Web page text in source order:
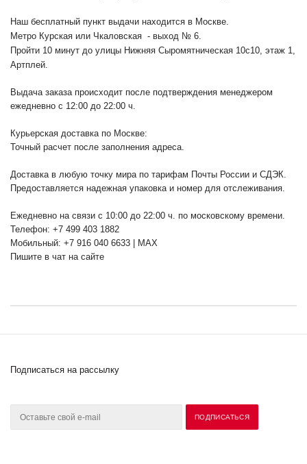
Наш бесплатный пункт выдачи находится в Москве.
Метро Курская или Чкаловская - выход № 6.
Пройти 10 минут до улицы Нижняя Сыромятническая 10с10, этаж 1,
Артплей.
Выдача заказа происходит после подтверждения менеджером
ежедневно с 12:00 до 22:00 ч.
Курьерская доставка по Москве:
Точный расчет после заполнения адреса.
Доставка в любую точку мира по тарифам Почты России и СДЭК.
Предоставляется надежная упаковка и номер для отслеживания.
Ежедневно на связи с 10:00 до 22:00 ч. по московскому времени.
Телефон: +7 499 403 1882
Мобильный: +7 916 040 6633 | MAX
Пишите в чат на сайте
Подписаться на рассылку